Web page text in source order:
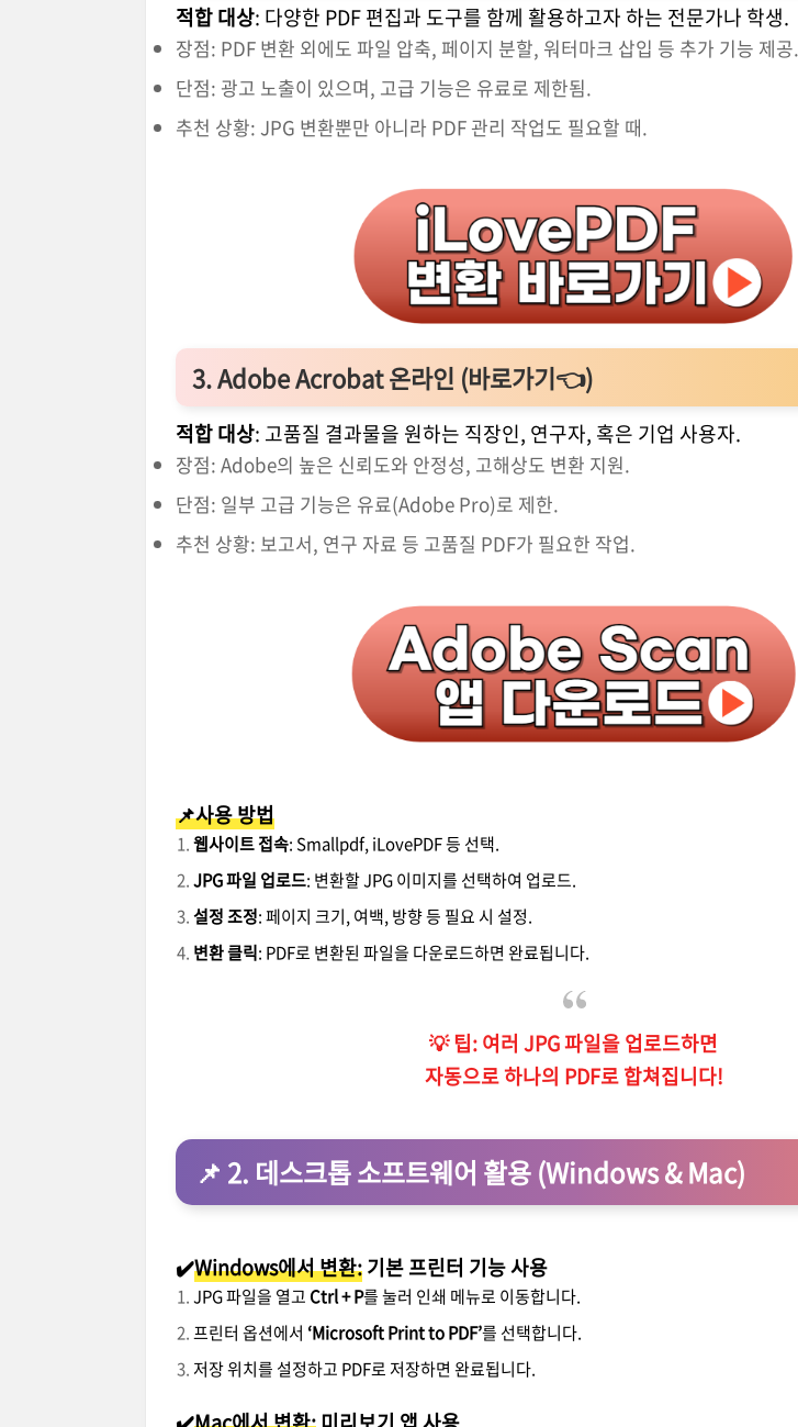
적합 대상: 다양한 PDF 편집과 도구를 함께 활용하고자 하는 전문가나 학생.
장점: PDF 변환 외에도 파일 압축, 페이지 분할, 워터마크 삽입 등 추가 기능 제공.
단점: 광고 노출이 있으며, 고급 기능은 유료로 제한됨.
추천 상황: JPG 변환뿐만 아니라 PDF 관리 작업도 필요할 때.
3. Adobe Acrobat 온라인 (바로가기👈)
적합 대상: 고품질 결과물을 원하는 직장인, 연구자, 혹은 기업 사용자.
장점: Adobe의 높은 신뢰도와 안정성, 고해상도 변환 지원.
단점: 일부 고급 기능은 유료(Adobe Pro)로 제한.
추천 상황: 보고서, 연구 자료 등 고품질 PDF가 필요한 작업.
📌사용 방법
웹사이트 접속: Smallpdf, iLovePDF 등 선택.
JPG 파일 업로드: 변환할 JPG 이미지를 선택하여 업로드.
설정 조정: 페이지 크기, 여백, 방향 등 필요 시 설정.
변환 클릭: PDF로 변환된 파일을 다운로드하면 완료됩니다.
💡 팁: 여러 JPG 파일을 업로드하면
자동으로 하나의 PDF로 합쳐집니다!
📌 2. 데스크톱 소프트웨어 활용 (Windows & Mac)
✔️Windows에서 변환:기본 프린터 기능 사용
JPG 파일을 열고Ctrl + P를 눌러 인쇄 메뉴로 이동합니다.
프린터 옵션에서 ‘Microsoft Print to PDF’를 선택합니다.
저장 위치를 설정하고 PDF로 저장하면 완료됩니다.